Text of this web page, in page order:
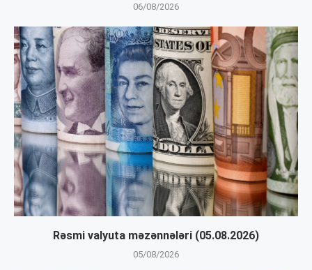
06/08/2026
Rəsmi valyuta məzənnələri (05.08.2026)
05/08/2026